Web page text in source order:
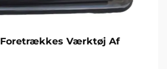
Værktøj Af